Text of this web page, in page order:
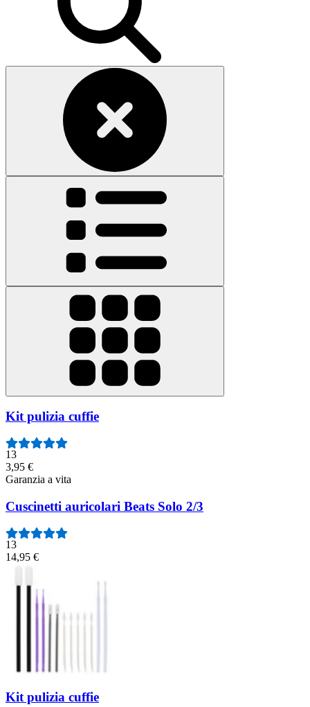
Kit pulizia cuffie
13
3,95 €
Garanzia a vita
Cuscinetti auricolari Beats Solo 2/3
13
14,95 €
Kit pulizia cuffie